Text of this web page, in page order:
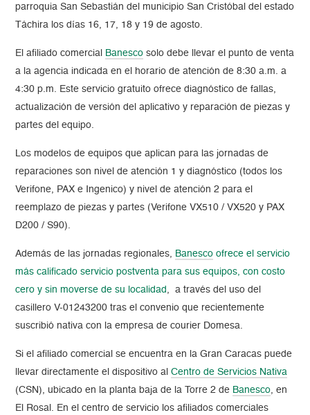
parroquia San Sebastián del municipio San Cristóbal del estado
Táchira los días 16, 17, 18 y 19 de agosto.
El afiliado comercial Banesco solo debe llevar el punto de venta
a la agencia indicada en el horario de atención de 8:30 a.m. a
4:30 p.m. Este servicio gratuito ofrece diagnóstico de fallas,
actualización de versión del aplicativo y reparación de piezas y
partes del equipo.
Los modelos de equipos que aplican para las jornadas de
reparaciones son nivel de atención 1 y diagnóstico (todos los
Verifone, PAX e Ingenico) y nivel de atención 2 para el
reemplazo de piezas y partes (Verifone VX510 / VX520 y PAX
D200 / S90).
Además de las jornadas regionales, Banesco ofrece el servicio
más calificado servicio postventa para sus equipos, con costo
cero y sin moverse de su localidad , a través del uso del
casillero V-01243200 tras el convenio que recientemente
suscribió nativa con la empresa de courier Domesa.
Si el afiliado comercial se encuentra en la Gran Caracas puede
llevar directamente el dispositivo alCentro de Servicios Nativa
(CSN), ubicado en la planta baja de la Torre 2 de Banesco, en
El Rosal. En el centro de servicio los afiliados comerciales